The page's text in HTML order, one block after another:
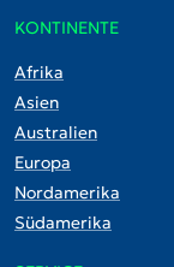
KONTINENTE
Afrika
Asien
Australien
Europa
Nordamerika
Südamerika